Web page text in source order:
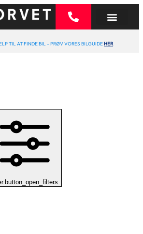
TIL AT FINDE BIL – PRØV VORES BILGUIDEHER